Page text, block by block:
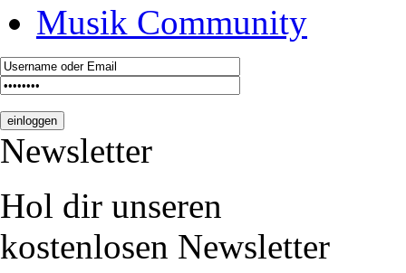
Musik Community
Newsletter
Hol dir unseren
kostenlosen Newsletter